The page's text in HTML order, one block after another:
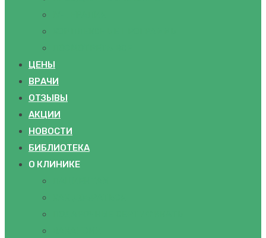
ЦЕНЫ
ВРАЧИ
ОТЗЫВЫ
АКЦИИ
НОВОСТИ
БИБЛИОТЕКА
О КЛИНИКЕ